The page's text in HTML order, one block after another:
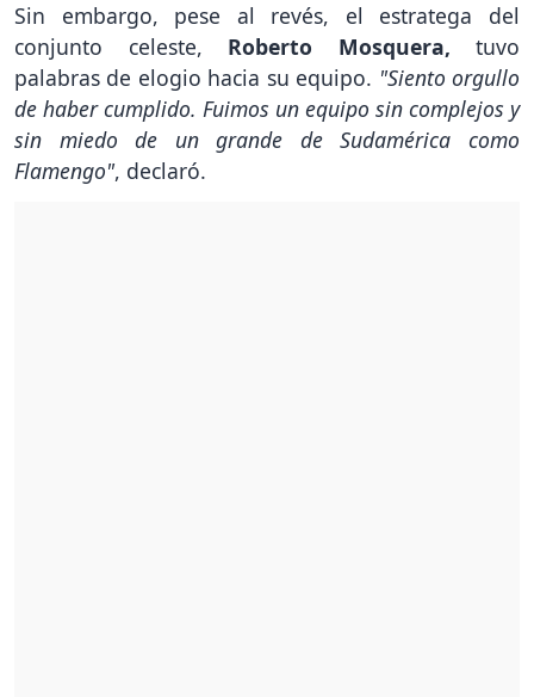
Sin embargo, pese al revés, el estratega del
conjunto celeste, Roberto Mosquera, tuvo
palabras de elogio hacia su equipo. "Siento orgullo
de haber cumplido. Fuimos un equipo sin complejos y
sin miedo de un grande de Sudamérica como
Flamengo", declaró.